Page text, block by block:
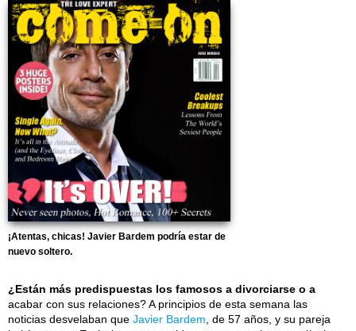
¡Atentas, chicas! Javier Bardem podría estar de
nuevo soltero.
¿Están más predispuestas los famosos a divorciarse o a
acabar con sus relaciones? A principios de esta semana las
noticias desvelaban que Javier Bardem , de 57 años, y su pareja